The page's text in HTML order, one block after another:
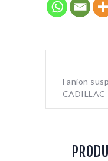
Fanion
CADILLAC